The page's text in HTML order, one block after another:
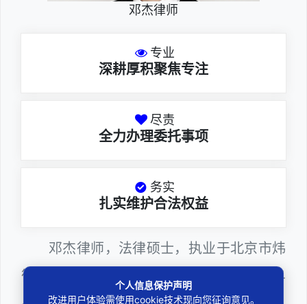
邓杰律师
专业
深耕厚积聚焦专注
尽责
全力办理委托事项
务实
扎实维护合法权益
邓杰律师，法律硕士，执业于北京市炜
衡（深圳）律师事务所，律师执业证号为14
个人信息保护声明
改进用户体验需使用cookie技术现向您征询意见。